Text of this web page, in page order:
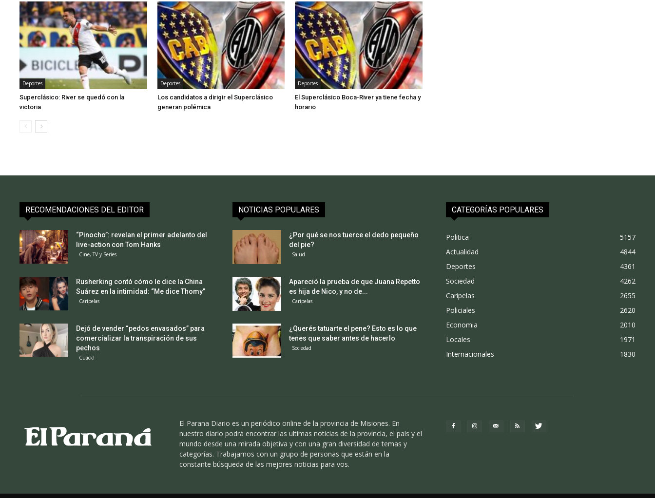
Deportes
Superclásico: River se quedó con la
victoria
Deportes
Los candidatos a dirigir el Superclásico
generan polémica
Deportes
El Superclásico Boca-River ya tiene fecha y
horario
RECOMENDACIONES DEL EDITOR
“Pinocho”: revelan el primer adelanto del
live-action con Tom Hanks
Cine, TV y Series
Rusherking contó cómo le dice la China
Suárez en la intimidad: “Me dice Thomy”
Caripelas
Dejó de vender “pedos envasados” para
comercializar la transpiración de sus
pechos
Cuack!
NOTICIAS POPULARES
¿Por qué se nos tuerce el dedo pequeño
del pie?
Salud
Apareció la prueba de que Juana Repetto
es hija de Nico, y no de...
Caripelas
¿Querés tatuarte el pene? Esto es lo que
tenes que saber antes de hacerlo
Sociedad
CATEGORÍAS POPULARES
Politica
5157
Actualidad
4844
Deportes
4361
Sociedad
4262
Caripelas
2655
Policiales
2620
Economia
2010
Locales
1971
Internacionales
1830
El Parana Diario es un periódico online de la provincia de Misiones. En
nuestro diario podrá encontrar las ultimas noticias de la provincia, el país y el
mundo desde una mirada objetiva y con una gran diversidad de temas y
categorías. Trabajamos con un grupo de personas que están en la
constante búsqueda de las mejores noticias para vos.